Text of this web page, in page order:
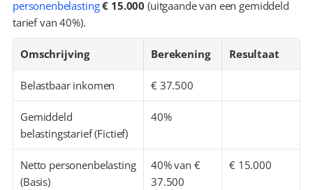
personenbelasting€ 15.000 (uitgaande van een gemiddeld
tarief van 40%).
Omschrijving Berekening Resultaat
Belastbaar inkomen € 37.500
Gemiddeld
belastingstarief (Fictief)
40%
Netto personenbelasting
(Basis)
40% van €
37.500
€ 15.000